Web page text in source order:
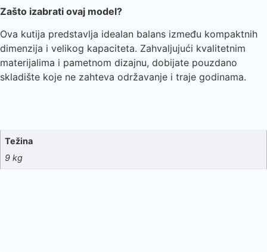
Zašto izabrati ovaj model?
Ova kutija predstavlja idealan balans između kompaktnih
dimenzija i velikog kapaciteta. Zahvaljujući kvalitetnim
materijalima i pametnom dizajnu, dobijate pouzdano
skladište koje ne zahteva održavanje i traje godinama.
Težina
9 kg